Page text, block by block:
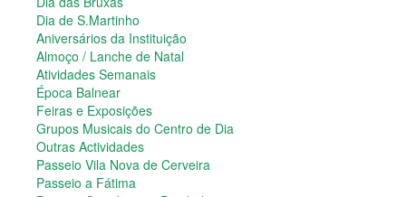
Passeio Vila Nova de Cerveira
Passeio a Fátima
Passeio Convívio em Pombal
Passeio a Águeda
Assembleias Gerais
Semana Sénior
Passeio do Idoso
Associados
Orgãos Sociais
Publicações Oficiais
Dia de S.Martinho
Aniversários da Instituição
Almoço / Lanche de Natal
Atividades Semanais
Época Balnear
Feiras e Exposições
Grupos Musicais do Centro de Dia
Outras Actividades
Passeio Vila Nova de Cerveira
Passeio a Fátima